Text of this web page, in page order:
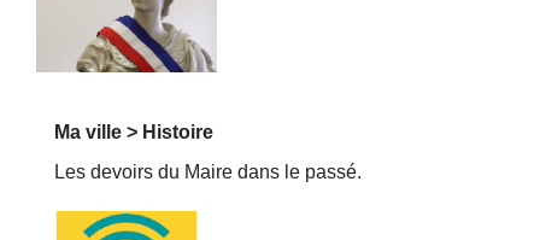
Ma ville > Histoire
Les devoirs du Maire dans le passé.